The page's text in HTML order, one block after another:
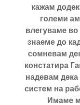
кажам
големи
влегуваме
знаеме до
сомневам
констатира
надевам дека
систем на
Имаме